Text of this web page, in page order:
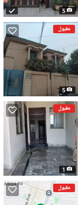
5
مقبول
5
مقبول
1
مقبول